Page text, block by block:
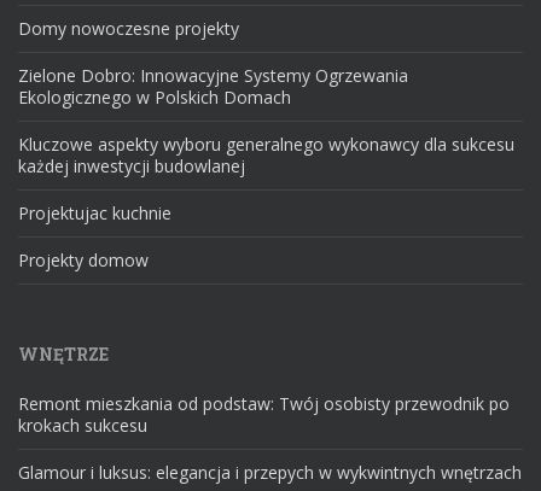
Domy nowoczesne projekty
Zielone Dobro: Innowacyjne Systemy Ogrzewania
Ekologicznego w Polskich Domach
Kluczowe aspekty wyboru generalnego wykonawcy dla sukcesu
każdej inwestycji budowlanej
Projektujac kuchnie
Projekty domow
WNĘTRZE
Remont mieszkania od podstaw: Twój osobisty przewodnik po
krokach sukcesu
Glamour i luksus: elegancja i przepych w wykwintnych wnętrzach